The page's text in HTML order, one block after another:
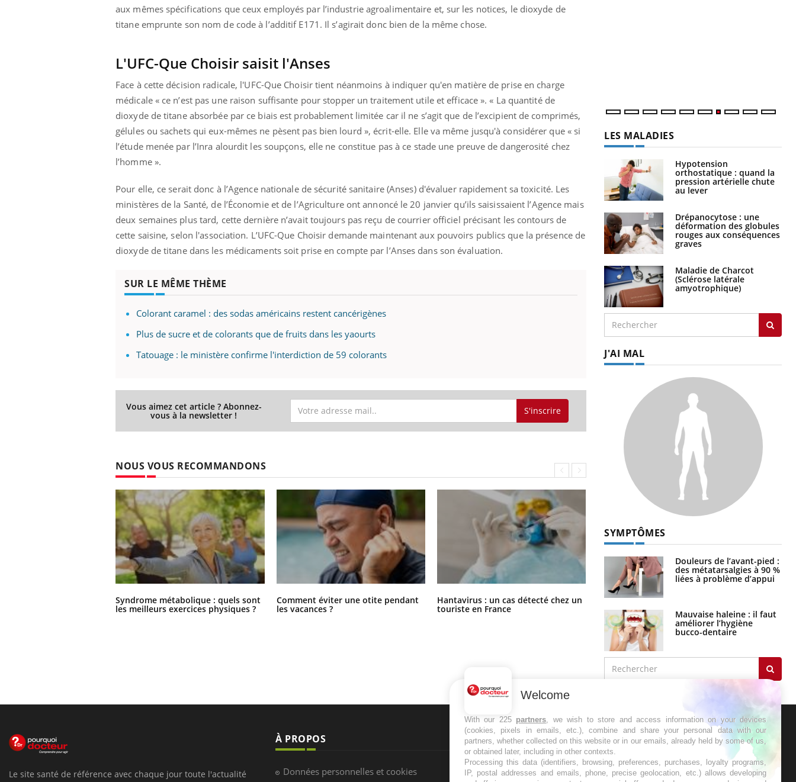
aux mêmes spécifications que ceux employés par l’industrie agroalimentaire et, sur les notices, le dioxyde de
titane emprunte son nom de code à l’additif E171. Il s’agirait donc bien de la même chose.
L'UFC-Que Choisir saisit l'Anses
Face à cette décision radicale, l'UFC-Que Choisir tient néanmoins à indiquer qu'en matière de prise en charge
médicale « ce n’est pas une raison suffisante pour stopper un traitement utile et efficace ». « La quantité de
dioxyde de titane absorbée par ce biais est probablement limitée car il ne s’agit que de l’excipient de comprimés,
gélules ou sachets qui eux-mêmes ne pèsent pas bien lourd », écrit-elle. Elle va même jusqu'à considérer que « si
l’étude menée par l’Inra alourdit les soupçons, elle ne constitue pas à ce stade une preuve de dangerosité chez
l’homme ».
Pour elle, ce serait donc à l’Agence nationale de sécurité sanitaire (Anses) d'évaluer rapidement sa toxicité. Les
ministères de la Santé, de l’Économie et de l’Agriculture ont annoncé le 20 janvier qu’ils saisissaient l’Agence mais
deux semaines plus tard, cette dernière n’avait toujours pas reçu de courrier officiel précisant les contours de
cette saisine, selon l'association. L’UFC-Que Choisir demande maintenant aux pouvoirs publics que la présence de
dioxyde de titane dans les médicaments soit prise en compte par l’Anses dans son évaluation.
SUR LE MÊME THÈME
Colorant caramel : des sodas américains restent cancérigènes
Plus de sucre et de colorants que de fruits dans les yaourts
Tatouage : le ministère confirme l'interdiction de 59 colorants
Vous aimez cet article ? Abonnez-
vous à la newsletter ! S'inscrire
NOUS VOUS RECOMMANDONS
Syndrome métabolique : quels sont
les meilleurs exercices physiques ?
Comment éviter une otite pendant
les vacances ?
Hantavirus : un cas détecté chez un
touriste en France
Mortalité infantile : un rapport
France
numérique » permet ...
LES MALADIES
Hypotension
orthostatique : quand la
pression artérielle chute
au lever
Drépanocytose : une
déformation des globules
rouges aux conséquences
graves
Maladie de Charcot
(Sclérose latérale
amyotrophique)
J'AI MAL
SYMPTÔMES
Douleurs de l’avant-pied :
des métatarsalgies à 90 %
liées à problème d’appui
Mauvaise haleine : il faut
améliorer l’hygiène
bucco-dentaire
Le site santé de référence avec chaque jour toute l'actualité
À PROPOS
Données personnelles et cookies
NEWSLETTER
Recevez toutes les semaines les meilleures
infos santé
Welcome
With our 225 partners, we wish to store and access information on your devices
(cookies, pixels in emails, etc.), combine and share your personal data with our
partners, whether collected on this website or in our emails, already held by some of us,
or obtained later, including in other contexts.
Processing this data (identifiers, browsing, preferences, purchases, loyalty programs,
IP, postal addresses and emails, phone, precise geolocation, etc.) allows developing